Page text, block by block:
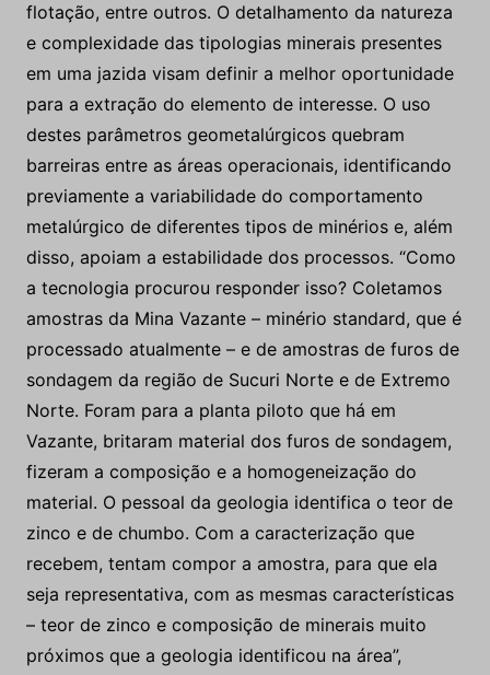
flotação, entre outros. O detalhamento da natureza
e complexidade das tipologias minerais presentes
em uma jazida visam definir a melhor oportunidade
para a extração do elemento de interesse. O uso
destes parâmetros geometalúrgicos quebram
barreiras entre as áreas operacionais, identificando
previamente a variabilidade do comportamento
metalúrgico de diferentes tipos de minérios e, além
disso, apoiam a estabilidade dos processos. “Como
a tecnologia procurou responder isso? Coletamos
amostras da Mina Vazante – minério standard, que é
processado atualmente – e de amostras de furos de
sondagem da região de Sucuri Norte e de Extremo
Norte. Foram para a planta piloto que há em
Vazante, britaram material dos furos de sondagem,
fizeram a composição e a homogeneização do
material. O pessoal da geologia identifica o teor de
zinco e de chumbo. Com a caracterização que
recebem, tentam compor a amostra, para que ela
seja representativa, com as mesmas características
– teor de zinco e composição de minerais muito
próximos que a geologia identificou na área”,